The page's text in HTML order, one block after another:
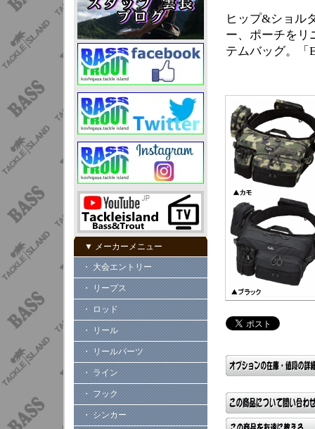
▼ メーカーメニュー
・ 大会エントリー
・ リープス
・ ロッド
・ リール
・ リールパーツ
・ ライン
・ フック
・ シンカー
ヒップ&ショル
ー、ポーチをリ
テムバッグ。「